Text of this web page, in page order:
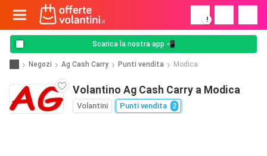
!
Scarica la nostra app 📲
Negozi Ag Cash Carry Punti vendita Modica
Volantino Ag Cash Carry a Modica
Volantini Punti vendita 2